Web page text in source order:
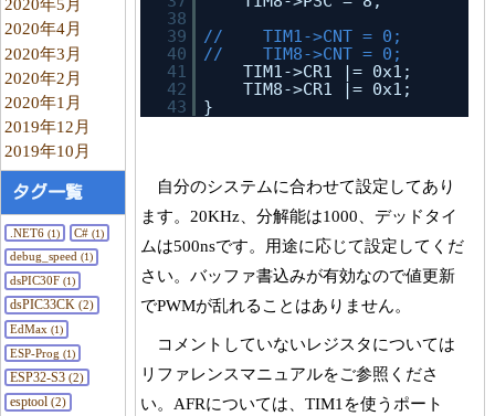
2020年5月
2020年4月
2020年3月
2020年2月
2020年1月
2019年12月
2019年10月
タグ一覧
.NET6(1) C# (1)
debug_speed(1)
dsPIC30F(1)
dsPIC33CK (2)
EdMax (1)
ESP-Prog (1)
ESP32-S3 (2)
esptool (2)
38
39
//    TIM1->CNT = 0;
40
//    TIM8->CNT = 0;
41
TIM1->CR1 |= 0x1;
42
TIM8->CR1 |= 0x1;
43
}
自分のシステムに合わせて設定してあり
ます。20KHz、分解能は1000、デッドタイ
ムは500nsです。用途に応じて設定してくだ
さい。バッファ書込みが有効なので値更新
でPWMが乱れることはありません。
コメントしていないレジスタについては
リファレンスマニュアルをご参照くださ
い。AFRについては、TIM1を使うポート